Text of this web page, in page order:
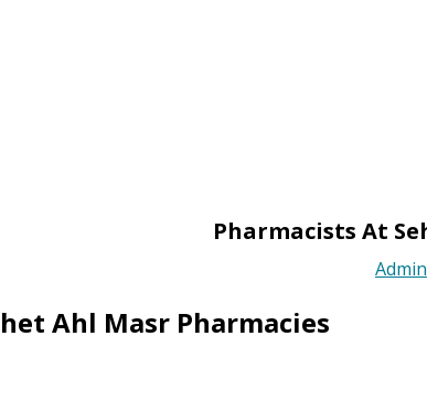
Pharmacists At
Admin
Ahl Masr Pharmacies